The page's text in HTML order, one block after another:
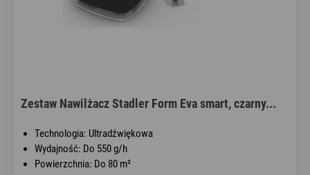
Zestaw Nawilżacz Stadler Form Eva smart, czarny...
Technologia: Ultradźwiękowa
Wydajność: Do 550 g/h
Powierzchnia: Do 80 m²